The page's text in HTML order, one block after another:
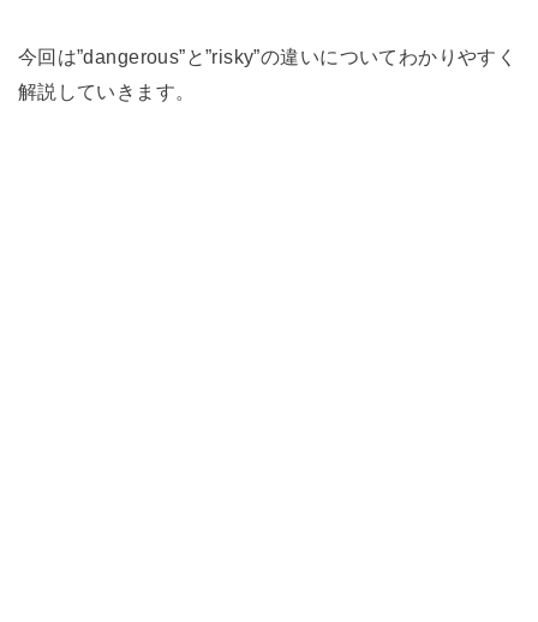
今回は”dangerous”と”risky”の違いについてわかりやすく
解説していきます。